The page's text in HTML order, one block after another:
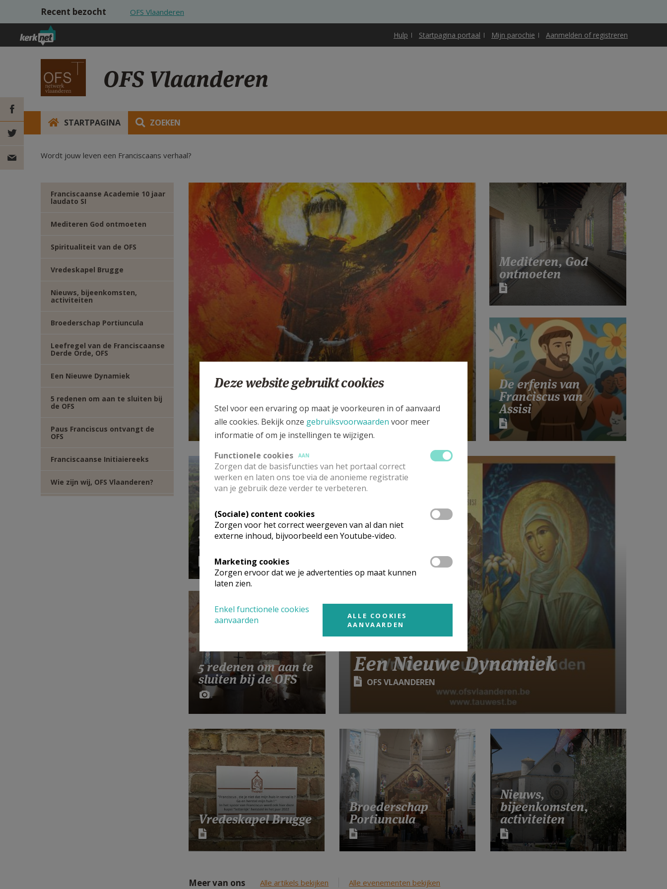
Overslaan en naar de inhoud gaan
Recent bezocht OFS Vlaanderen
Hulp Startpagina portaal Mijn parochie Aanmelden of registreren
OFS Vlaanderen
STARTPAGINA ZOEKEN
Wordt jouw leven een Franciscaans verhaal?
DEEL OP
FACEBOOK
DEEL OP
Franciscaanse Academie 10 jaar
laudato SI
Mediteren God ontmoeten
Spiritualiteit van de OFS
Vredeskapel Brugge
Nieuws, bijeenkomsten,
activiteiten
Broederschap Portiuncula
Leefregel van de Franciscaanse
Derde Orde, OFS
Een Nieuwe Dynamiek
5 redenen om aan te sluiten bij
de OFS
Paus Franciscus ontvangt de
OFS
Franciscaanse Initiaiereeks
Wie zijn wij, OFS Vlaanderen?
Franciscaanse Initiatiereeks
OFS VLAANDEREN
Mediteren, God
ontmoeten
De erfenis van
Franciscus van
Assisi
Spiritualiteit van de
OFS
5 redenen om aan te
sluiten bij de OFS
Een Nieuwe Dynamiek
OFS VLAANDEREN
Vredeskapel Brugge
Broederschap
Portiuncula
Nieuws,
bijeenkomsten,
activiteiten
Meer van ons Alle artikels bekijken Alle evenementen bekijken
Deze website gebruikt cookies
Stel voor een ervaring op maat je voorkeuren in of aanvaard
alle cookies. Bekijk onze gebruiksvoorwaarden voor meer
informatie of om je instellingen te wijzigen.
Functionele cookies
AAN
Zorgen dat de basisfuncties van het portaal correct
werken en laten ons toe via de anonieme registratie
van je gebruik deze verder te verbeteren.
(Sociale) content cookies
Zorgen voor het correct weergeven van al dan niet
externe inhoud, bijvoorbeeld een Youtube-video.
Marketing cookies
Zorgen ervoor dat we je advertenties op maat kunnen
laten zien.
Enkel functionele cookies
aanvaarden
ALLE COOKIES
AANVAARDEN